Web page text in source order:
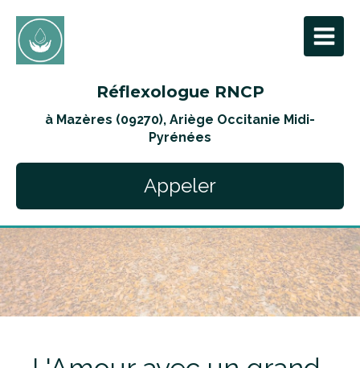
Réflexologue RNCP
à Mazères (09270), Ariège Occitanie Midi-
Pyrénées
Appeler